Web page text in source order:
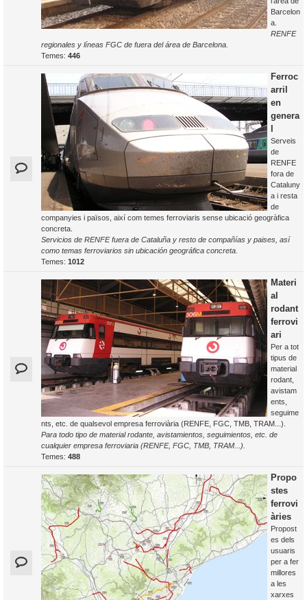
Barcelon
a.
RENFE
regionales y líneas FGC de fuera del área de Barcelona.
Temes: 446
Ferroc
arril
en
genera
Serveis
de
RENFE
fora de
Cataluny
a i resta
de
companyies i països, així com temes ferroviaris sense ubicació geogràfica
concreta.
Servicios de RENFE fuera de Cataluña y resto de compañías y paises, así
como temas ferroviarios sin ubicación geográfica concreta.
Temes: 1012
Materi
al
rodant
ferrovi
ari
Per a tot
tipus de
material
rodant,
avistam
ents,
seguime
nts, etc. de qualsevol empresa ferroviària (RENFE, FGC, TMB, TRAM...).
Para todo tipo de material rodante, avistamientos, seguimientos, etc. de
cualquier empresa ferroviaria (RENFE, FGC, TMB, TRAM...).
Temes: 488
Propo
stes
ferrovi
àries
Propost
es dels
usuaris
per a fer
millores
a les
xarxes